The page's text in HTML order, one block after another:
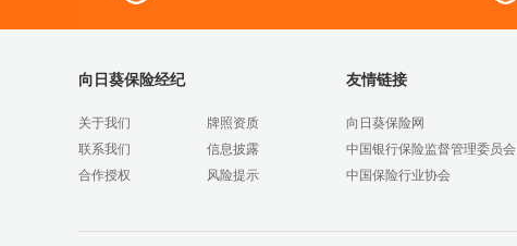
向日葵保险经纪
关于我们
联系我们
合作授权
牌照资质
信息披露
风险提示
友情链接
向日葵保险网
中国银行保险监督管理委员会
中国保险行业协会